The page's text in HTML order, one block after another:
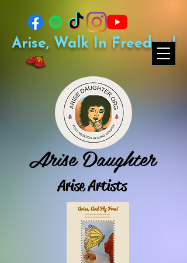
Arise Daughter
Arise Artists
Arise, Walk In Freedom!